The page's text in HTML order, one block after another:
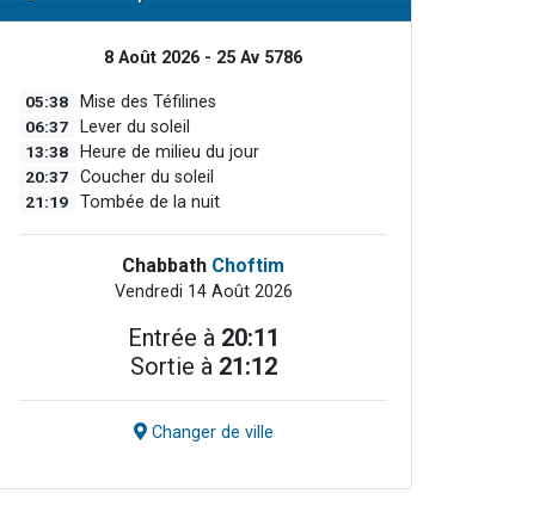
8 Août 2026 - 25 Av 5786
05:38 Mise des Téfilines
06:37 Lever du soleil
13:38 Heure de milieu du jour
20:37 Coucher du soleil
21:19 Tombée de la nuit
Chabbath Choftim
Vendredi 14 Août 2026
Entrée à 20:11
Sortie à 21:12
Changer de ville